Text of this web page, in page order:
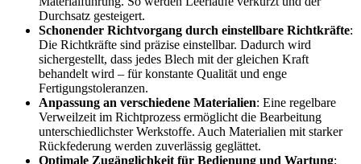
Durchsatz gesteigert.
Schonender Richtvorgang durch einstellbare Richtkräfte:
Die Richtkräfte sind präzise einstellbar. Dadurch wird
sichergestellt, dass jedes Blech mit der gleichen Kraft
behandelt wird – für konstante Qualität und enge
Fertigungstoleranzen.
Anpassung an verschiedene Materialien: Eine regelbare
Verweilzeit im Richtprozess ermöglicht die Bearbeitung
unterschiedlichster Werkstoffe. Auch Materialien mit starker
Rückfederung werden zuverlässig geglättet.
Optimale Zugänglichkeit für Bedienung und Wartung: